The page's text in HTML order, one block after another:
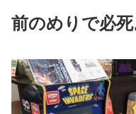
前のめりで必